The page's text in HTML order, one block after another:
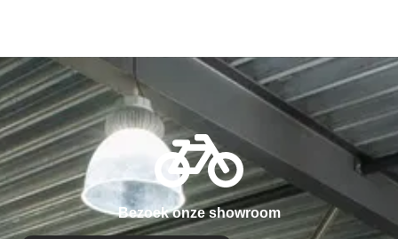
Bezoek onze showroom